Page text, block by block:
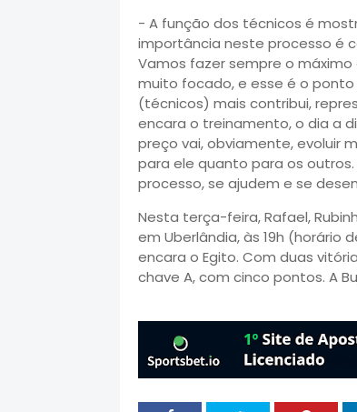
- A função dos técnicos é
importância neste processo é
Vamos fazer sempre o
muito focado, e esse é o
(técnicos) mais contribui,
encara o treinamento, o dia a
preço vai, obviamente, evoluir
para ele quanto para os
processo, se ajudem e se
Nesta terça-feira, Rafael,
em Uberlândia, às 19h (horário
encara o Egito. Com duas
chave A, com cinco pontos. A